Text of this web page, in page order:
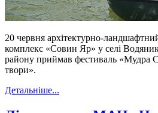
20 червня архітектурно-
комплекс «Совин Яр» у селі
району приймав фестиваль «Мудра
твори».
Детальніше...